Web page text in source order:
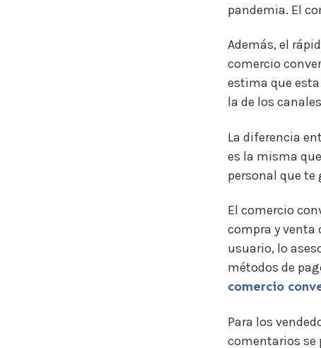
pandemia. El
Además, el
comercio
estima que
la de los
La diferencia
es la misma
personal que
El comercio
compra y venta
usuario, lo
métodos de
comercio
Para los
comentarios se